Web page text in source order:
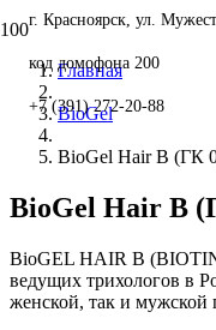
г. Красноярск, ул.
код домофона 200
+7 (391) 272-20-88
Главная
BioGel
BioGel Hair B (ГК
BioGel Hair B
BioGEL HAIR B
ведущих трихологов в
женской, так и мужской